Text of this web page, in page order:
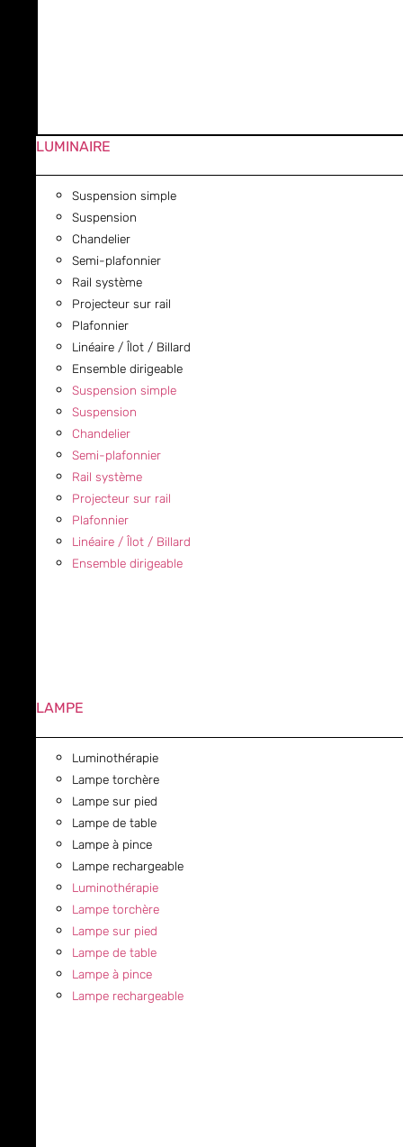
LUMINAIRE
Suspension simple
Suspension
Chandelier
Semi-plafonnier
Rail système
Projecteur sur rail
Plafonnier
Linéaire / Îlot / Billard
Ensemble dirigeable
Suspension simple
Suspension
Chandelier
Semi-plafonnier
Rail système
Projecteur sur rail
Plafonnier
Linéaire / Îlot / Billard
Ensemble dirigeable
LAMPE
Luminothérapie
Lampe torchère
Lampe sur pied
Lampe de table
Lampe à pince
Lampe rechargeable
Luminothérapie
Lampe torchère
Lampe sur pied
Lampe de table
Lampe à pince
Lampe rechargeable